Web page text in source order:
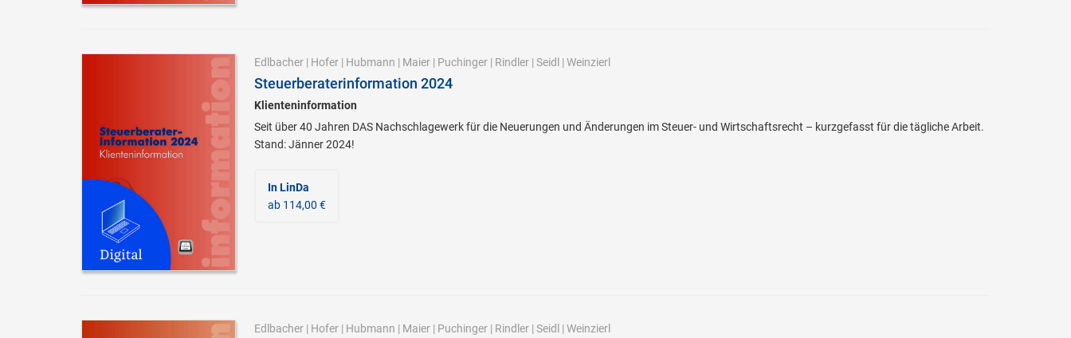
Edlbacher| Hofer| Hubmann | Maier| Puchinger| Rindler| Seidl | Weinzierl
Steuerberaterinformation 2024
Klienteninformation
Seit über 40 Jahren DAS Nachschlagewerk für die Neuerungen und Änderungen im Steuer- und Wirtschaftsrecht – kurzgefasst für die tägliche Arbeit.
Stand: Jänner 2024!
In LinDa
ab 114,00 €
Edlbacher| Hofer| Hubmann | Maier| Puchinger| Rindler| Seidl | Weinzierl